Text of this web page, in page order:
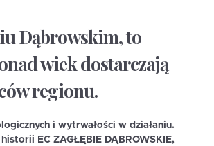
Dąbrowskim, to
wiek dostarczają
regionu.
i wytrwałości w działaniu.
EC ZAGŁĘBIE DĄBROWSKIE,